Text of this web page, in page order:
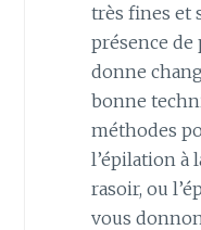
très fines et
présence de
donne
bonne
méthodes
l’épilation à
rasoir, ou
vous